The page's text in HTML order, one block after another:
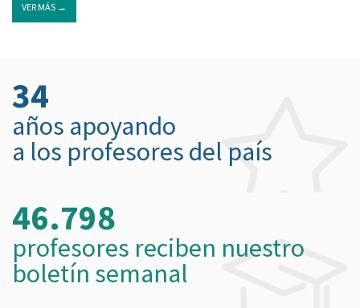
VER MÁS →
34
años apoyando
a los profesores del país
46.798
profesores reciben nuestro
boletín semanal